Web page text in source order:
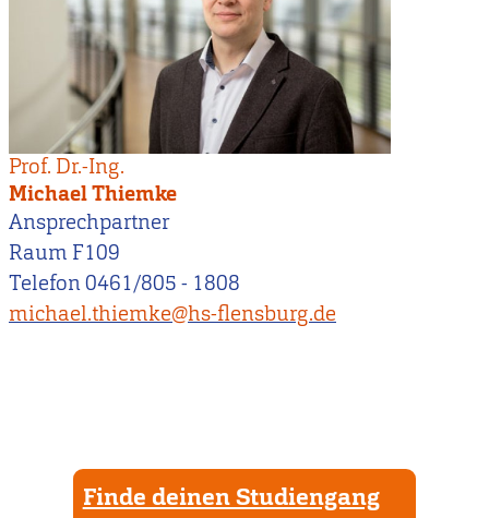
Prof. Dr.-Ing.
Michael Thiemke
Ansprechpartner
Raum F109
Telefon 0461/805 - 1808
michael.thiemke@hs-flensburg.de
Finde deinen Studiengang